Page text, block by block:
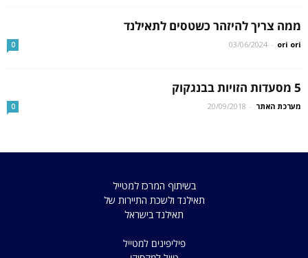
ממה צריך להיזהר כשטסים לתאילנד
ori ori
-
03/06/2024
0
5 מסעדות הזויות בבנגקוק
מערכת האתר -
20/09/2018
0
בשיתוף המרכז למטייל
תאילנד ולשכת התיירות של
תאילנד בישראל
פיליפינים למטייל